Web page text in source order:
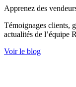
Apprenez des
Témoignages clients,
actualités de l’équipe
Voir le blog